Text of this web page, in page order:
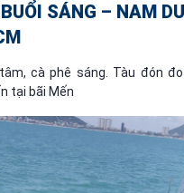
SÁNG – NAM
cà phê sáng. Tàu đón
tại bãi Mến